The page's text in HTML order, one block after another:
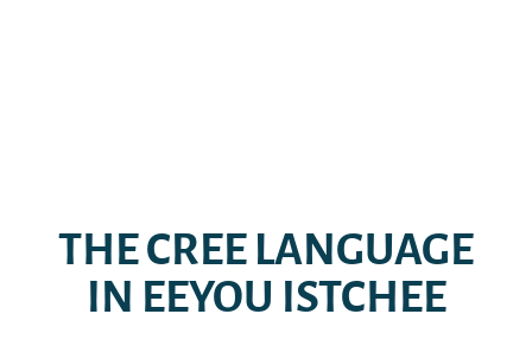
THE CREE LANGUAGE
IN EEYOU ISTCHEE